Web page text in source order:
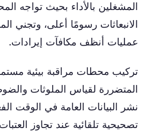
المشغلين بالأداء بحيث تواجه
الانبعاثات رسومًا أعلى، وتجني
عمليات أنظف مكافآت إيرادات.
تركيب محطات مراقبة بيئية
المتضررة لقياس الملوثات
نشر البيانات العامة في الوقت
تصحيحية تلقائية عند تجاوز